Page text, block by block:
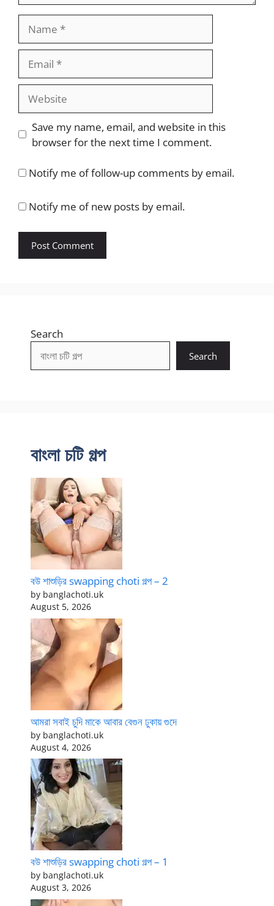
Website
Save my name, email, and website in this
browser for the next time I comment.
Notify me of follow-up comments by email.
Notify me of new posts by email.
Search
Search
বাংলা চটি গল্প
বউ শাশুড়ির swapping choti গল্প – 2
by banglachoti.uk
August 5, 2026
আমরা সবাই চুদি মাকে আবার বেগুন ঢুকায় গুদে
by banglachoti.uk
August 4, 2026
বউ শাশুড়ির swapping choti গল্প – 1
by banglachoti.uk
August 3, 2026